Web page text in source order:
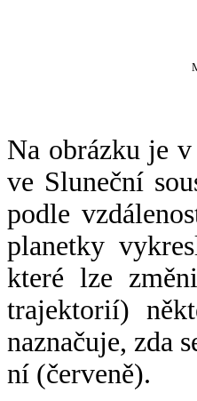
Na obrázku je
ve Sluneční
podle
planetky
které lze
trajektorií)
naznačuje, zda
ní (červeně).